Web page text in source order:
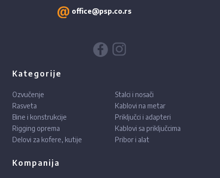
office@psp.co.rs
Kategorije
Ozvučenje
Rasveta
Bine i konstrukcije
Rigging oprema
Delovi za kofere, kutije
Stalci i nosači
Kablovi na metar
Priključci i adapteri
Kablovi sa priključcima
Pribor i alat
Kompanija